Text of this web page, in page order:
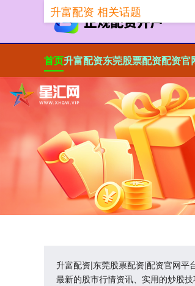
首页升富配资东莞股票配资配资官
升富配资|东莞股票配资|配资官网平
最新的股市行情资讯、实用的炒股
升富配资 相关话题